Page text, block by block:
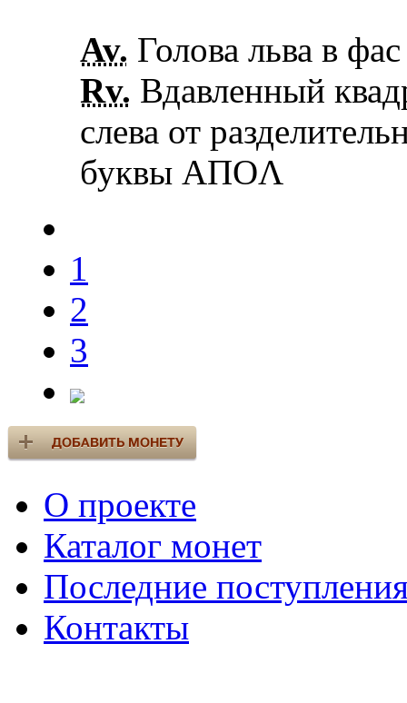
Av. Голова льва в фас
Rv. Вдавленный
слева от
буквы АПОΛ
1
2
3
О проекте
Каталог монет
Последние
Контакты